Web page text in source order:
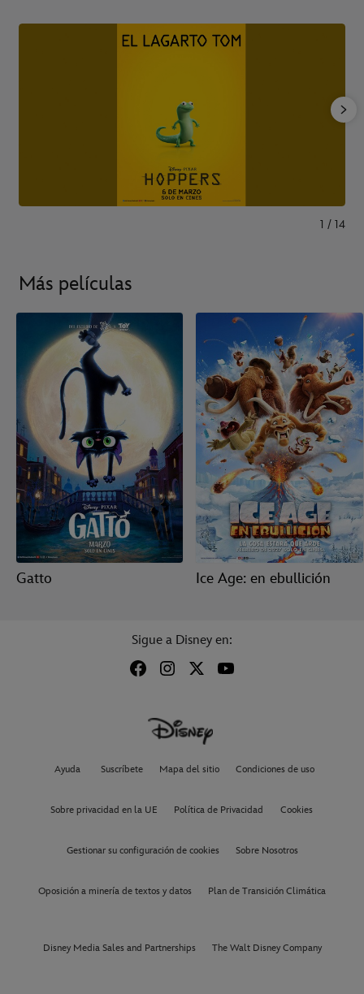
1 / 14
Más películas
Gatto Ice Age: en ebullición
Sigue a Disney en:
Ayuda Suscríbete Mapa del sitio Condiciones de uso
Sobre privacidad en la UE Política de Privacidad Cookies
Gestionar su configuración de cookies Sobre Nosotros
Oposición a minería de textos y datos Plan de Transición Climática
Disney Media Sales and Partnerships The Walt Disney Company